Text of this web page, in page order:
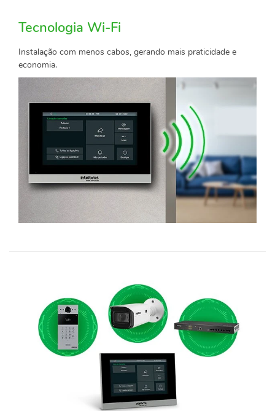
Tecnologia Wi-Fi
Instalação com menos cabos, gerando mais praticidade e
economia.